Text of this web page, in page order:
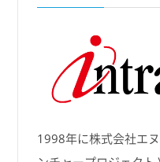
1998年に株式会社エヌ